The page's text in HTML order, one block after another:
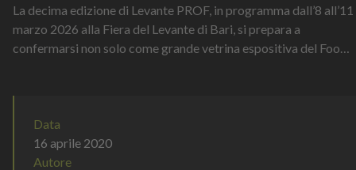
La decima edizione di Levante PROF, in programma dall’8 all’11
marzo 2026 alla Fiera del Levante di Bari, si prepara a
confermarsi non solo come grande vetrina espositiva del Food
Data
16 aprile 2020
Autore